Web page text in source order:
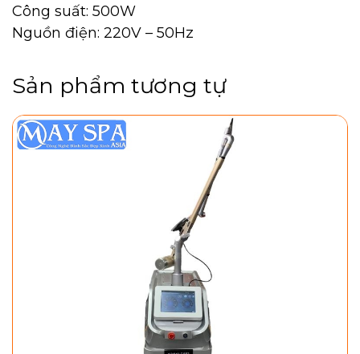
Công suất: 500W
Nguồn điện: 220V – 50Hz
Sản phẩm tương tự